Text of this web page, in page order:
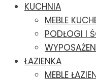
KUCHNIA
MEBLE
PODŁOGI I
ŁAZIENKA
MEBLE